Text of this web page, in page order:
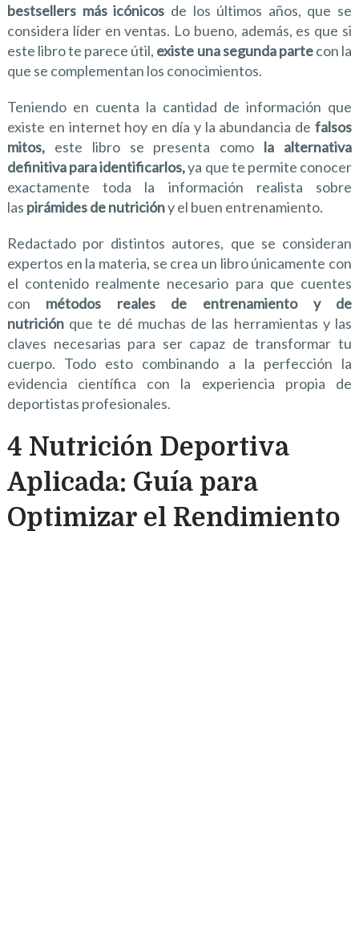
bestsellers más icónicos de los últimos años, que se
considera líder en ventas. Lo bueno, además, es que si
este libro te parece útil, existe una segunda partecon la
que se complementan los conocimientos.
Teniendo en cuenta la cantidad de información que
existe en internet hoy en día y la abundancia de falsos
mitos,este libro se presenta como la alternativa
definitiva para identificarlos,ya que te permite conocer
exactamente toda la información realista sobre
las pirámides de nutricióny el buen entrenamiento.
Redactado por distintos autores, que se consideran
expertos en la materia, se crea un libro únicamente con
el contenido realmente necesario para que cuentes
con métodos reales de entrenamiento y de
nutriciónque te dé muchas de las herramientas y las
claves necesarias para ser capaz de transformar tu
cuerpo. Todo esto combinando a la perfección la
evidencia científica con la experiencia propia de
deportistas profesionales.
4 Nutrición Deportiva
Aplicada: Guía para
Optimizar el Rendimiento